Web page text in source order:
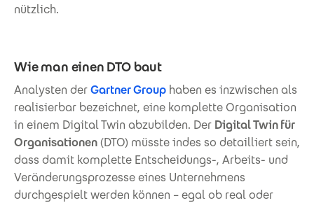
nützlich.
Wie man einen DTO baut
Analysten derGartner Group haben es inzwischen als
realisierbar bezeichnet, eine komplette Organisation
in einem Digital Twin abzubilden. Der Digital Twin für
Organisationen(DTO) müsste indes so detailliert sein,
dass damit komplette Entscheidungs-, Arbeits- und
Veränderungsprozesse eines Unternehmens
durchgespielt werden können – egal ob real oder